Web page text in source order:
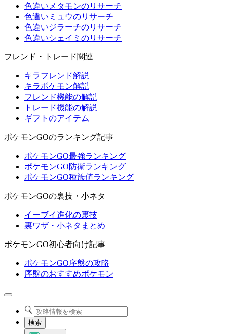
色違いメタモンのリサーチ
色違いミュウのリサーチ
色違いジラーチのリサーチ
色違いシェイミのリサーチ
フレンド・トレード関連
キラフレンド解説
キラポケモン解説
フレンド機能の解説
トレード機能の解説
ギフトのアイテム
ポケモンGOのランキング記事
ポケモンGO最強ランキング
ポケモンGO防衛ランキング
ポケモンGO種族値ランキング
ポケモンGOの裏技・小ネタ
イーブイ進化の裏技
裏ワザ・小ネタまとめ
ポケモンGO初心者向け記事
ポケモンGO序盤の攻略
序盤のおすすめポケモン
検索